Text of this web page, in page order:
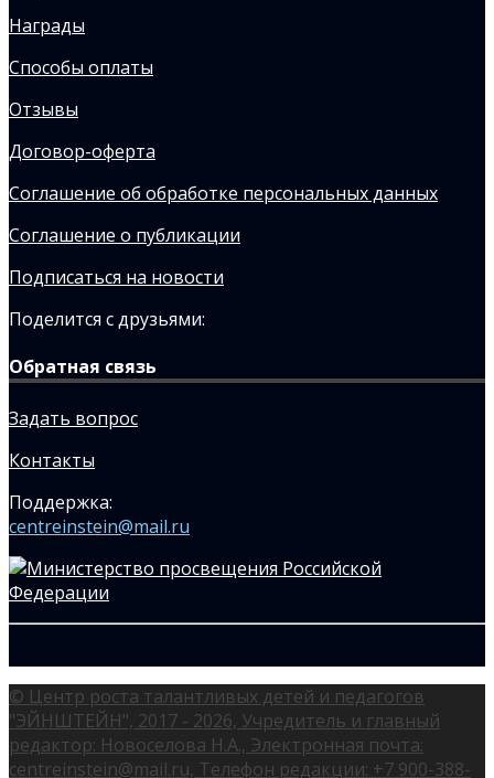
Награды
Способы оплаты
Отзывы
Договор-оферта
Соглашение об обработке персональных данных
Соглашение о публикации
Подписаться на новости
Поделится с друзьями:
Обратная связь
Задать вопрос
Контакты
Поддержка:
centreinstein@mail.ru
© Центр роста талантливых детей и педагогов
"ЭЙНШТЕЙН", 2017 - 2026, Учредитель и главный
редактор: Новоселова Н.А., Электронная почта:
centreinstein@mail.ru, Телефон редакции: +7 900-388-